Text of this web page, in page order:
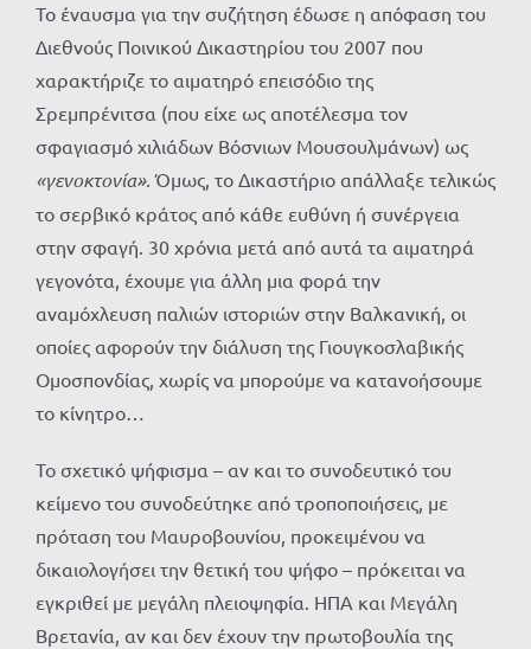
Το έναυσμα για την συζήτηση έδωσε η απόφαση του
Διεθνούς Ποινικού Δικαστηρίου του 2007 που
χαρακτήριζε το αιματηρό επεισόδιο της
Σρεμπρένιτσα (που είχε ως αποτέλεσμα τον
σφαγιασμό χιλιάδων Βόσνιων Μουσουλμάνων) ως
«γενοκτονία». Όμως, το Δικαστήριο απάλλαξε τελικώς
το σερβικό κράτος από κάθε ευθύνη ή συνέργεια
στην σφαγή. 30 χρόνια μετά από αυτά τα αιματηρά
γεγονότα, έχουμε για άλλη μια φορά την
αναμόχλευση παλιών ιστοριών στην Βαλκανική, οι
οποίες αφορούν την διάλυση της Γιουγκοσλαβικής
Ομοσπονδίας, χωρίς να μπορούμε να κατανοήσουμε
το κίνητρο…
Το σχετικό ψήφισμα – αν και το συνοδευτικό του
κείμενο του συνοδεύτηκε από τροποποιήσεις, με
πρόταση του Μαυροβουνίου, προκειμένου να
δικαιολογήσει την θετική του ψήφο – πρόκειται να
εγκριθεί με μεγάλη πλειοψηφία. ΗΠΑ και Μεγάλη
Βρετανία, αν και δεν έχουν την πρωτοβουλία της